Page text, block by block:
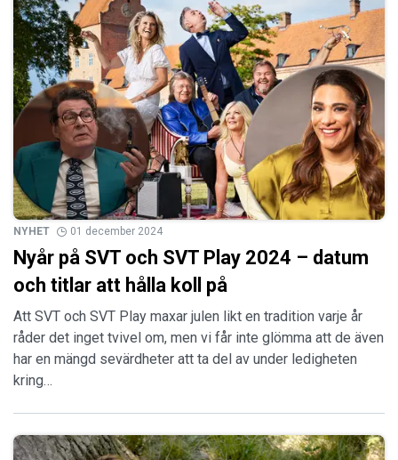
NYHET 01 december 2024
Nyår på SVT och SVT Play 2024 – datum
och titlar att hålla koll på
Att SVT och SVT Play maxar julen likt en tradition varje år
råder det inget tvivel om, men vi får inte glömma att de även
har en mängd sevärdheter att ta del av under ledigheten
kring…